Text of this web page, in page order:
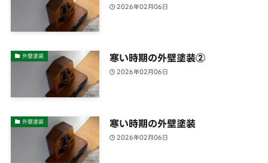
2026年02月06日
外壁塗装 寒い時期の外壁塗装②
2026年02月06日
外壁塗装 寒い時期の外壁塗装
2026年02月06日